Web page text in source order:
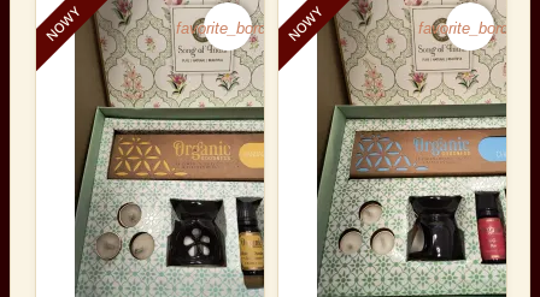
NOWY favorite_borderNOWY favorite_border